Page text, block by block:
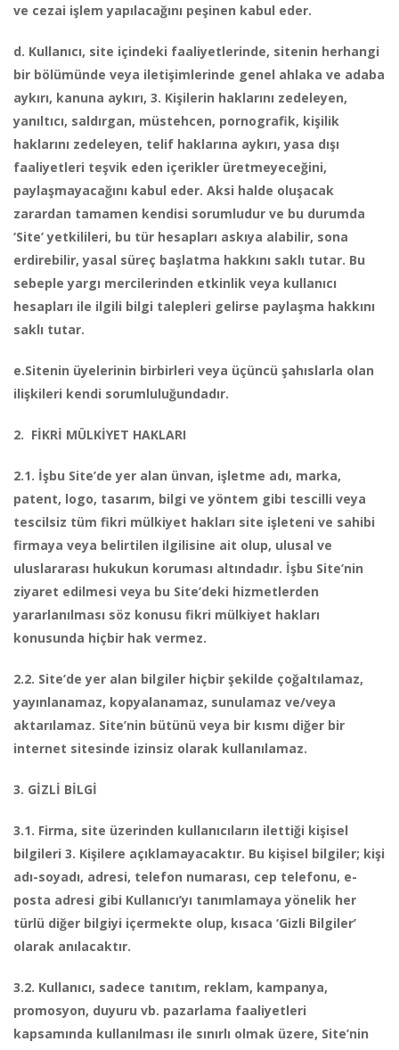
ve cezai işlem yapılacağını peşinen kabul eder.
d. Kullanıcı, site içindeki faaliyetlerinde, sitenin herhangi
bir bölümünde veya iletişimlerinde genel ahlaka ve adaba
aykırı, kanuna aykırı, 3. Kişilerin haklarını zedeleyen,
yanıltıcı, saldırgan, müstehcen, pornografik, kişilik
haklarını zedeleyen, telif haklarına aykırı, yasa dışı
faaliyetleri teşvik eden içerikler üretmeyeceğini,
paylaşmayacağını kabul eder. Aksi halde oluşacak
zarardan tamamen kendisi sorumludur ve bu durumda
‘Site’ yetkilileri, bu tür hesapları askıya alabilir, sona
erdirebilir, yasal süreç başlatma hakkını saklı tutar. Bu
sebeple yargı mercilerinden etkinlik veya kullanıcı
hesapları ile ilgili bilgi talepleri gelirse paylaşma hakkını
saklı tutar.
e.Sitenin üyelerinin birbirleri veya üçüncü şahıslarla olan
ilişkileri kendi sorumluluğundadır.
2. FİKRİ MÜLKİYET HAKLARI
2.1. İşbu Site’de yer alan ünvan, işletme adı, marka,
patent, logo, tasarım, bilgi ve yöntem gibi tescilli veya
tescilsiz tüm fikri mülkiyet hakları site işleteni ve sahibi
firmaya veya belirtilen ilgilisine ait olup, ulusal ve
uluslararası hukukun koruması altındadır. İşbu Site’nin
ziyaret edilmesi veya bu Site’deki hizmetlerden
yararlanılması söz konusu fikri mülkiyet hakları
konusunda hiçbir hak vermez.
2.2. Site’de yer alan bilgiler hiçbir şekilde çoğaltılamaz,
yayınlanamaz, kopyalanamaz, sunulamaz ve/veya
aktarılamaz. Site’nin bütünü veya bir kısmı diğer bir
internet sitesinde izinsiz olarak kullanılamaz.
3. GİZLİ BİLGİ
3.1. Firma, site üzerinden kullanıcıların ilettiği kişisel
bilgileri 3. Kişilere açıklamayacaktır. Bu kişisel bilgiler; kişi
adı-soyadı, adresi, telefon numarası, cep telefonu, e-
posta adresi gibi Kullanıcı’yı tanımlamaya yönelik her
türlü diğer bilgiyi içermekte olup, kısaca ‘Gizli Bilgiler’
olarak anılacaktır.
3.2. Kullanıcı, sadece tanıtım, reklam, kampanya,
promosyon, duyuru vb. pazarlama faaliyetleri
kapsamında kullanılması ile sınırlı olmak üzere, Site’nin